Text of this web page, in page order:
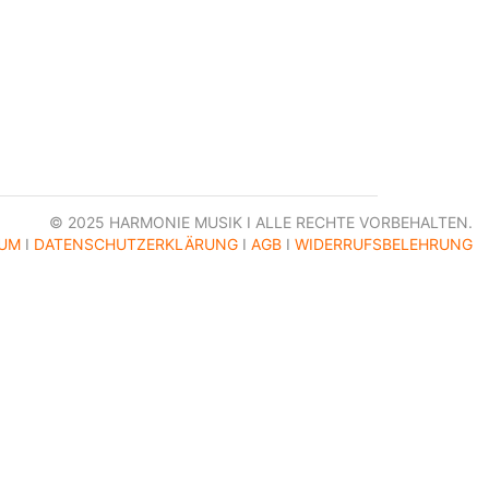
© 2025 HARMONIE MUSIK I ALLE RECHTE VORBEHALTEN.
I DATENSCHUTZERKLÄRUNG I AGB I WIDERRUFSBELEHRUNG